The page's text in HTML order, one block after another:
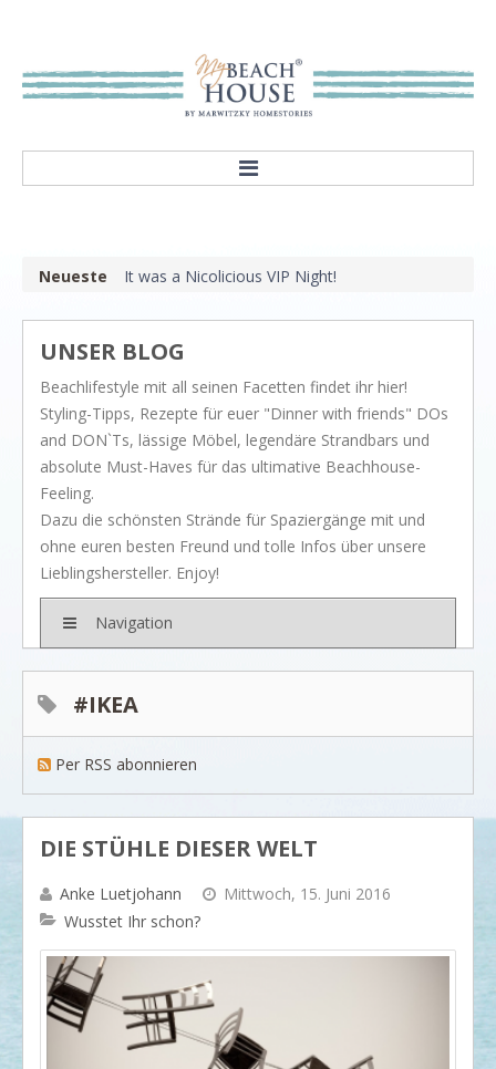
Our mission
Showroom
STYLES
Rivièra Style
Hampton Style
Nordic Style
BRANDS
Rivièra Maison
Ocean House
Gervasoni
Dash & Albert
Ilse Jacobsen
Artwood
PROJEKTE
SHOP
Legendäre Strandbars
Dinner with friends
I love my dog!
Wusstet Ihr schon?
Neueste It was a Nicolicious VIP Night!
UNSER BLOG
Beachlifestyle mit all seinen Facetten findet ihr hier!
Styling-Tipps, Rezepte für euer "Dinner with friends" DOs
and DON`Ts, lässige Möbel, legendäre Strandbars und
absolute Must-Haves für das ultimative Beachhouse-
Feeling.
Dazu die schönsten Strände für Spaziergänge mit und
ohne euren besten Freund und tolle Infos über unsere
Lieblingshersteller. Enjoy!
Navigation
#IKEA
Per RSS abonnieren
DIE STÜHLE DIESER WELT
Anke Luetjohann
Mittwoch, 15. Juni 2016
Wusstet Ihr schon?